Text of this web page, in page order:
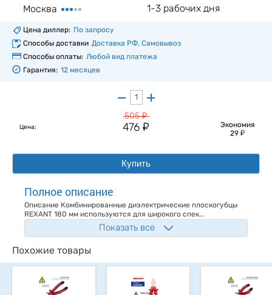
Москва
1-3 рабочих дня
Цена диллер: По запросу
Способы доставки Доставка РФ, Самовывоз
Способы оплаты: Любой вид платежа
Гарантия: 12 месяцев
Цена:
505у
476у
Экономия
29у
Купить
Полное описание
Описание Комбинированные диэлектрические плоскогубцы
REXANT 180 мм используются для широкого спек...
Показать все
Похожие товары